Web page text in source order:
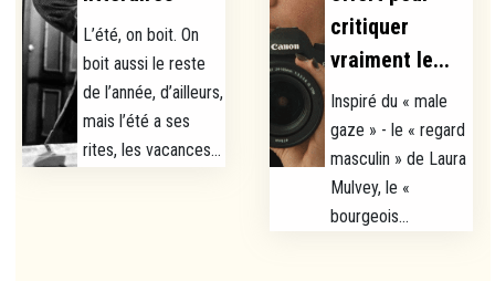
L’été, on boit. On
boit aussi le reste
de l’année, d’ailleurs,
mais l’été a ses
rites, les vacances...
critiquer
vraiment le...
Inspiré du « male
gaze » - le « regard
masculin » de Laura
Mulvey, le «
bourgeois...